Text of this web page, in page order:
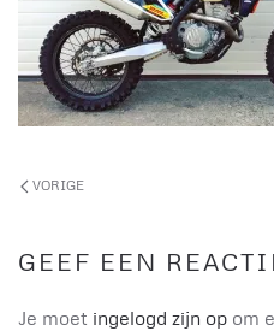
VORIGE
GEEF EEN
Je moet ingelogd zijn op om